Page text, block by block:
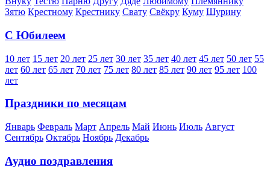
Зятю Крестному Крестнику Свату Свёкру Куму Шурину
С Юбилеем
10 лет 15 лет 20 лет 25 лет 30 лет 35 лет 40 лет 45 лет 50 лет 55
лет 60 лет 65 лет 70 лет 75 лет 80 лет 85 лет 90 лет 95 лет 100
лет
Праздники по месяцам
Январь Февраль Март Апрель Май Июнь Июль Август
Сентябрь Октябрь Ноябрь Декабрь
Аудио поздравления